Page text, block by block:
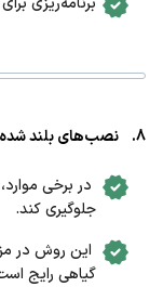
8. نصب‌های بلند شده
در برخی
جلوگیری کند.
این روش در
گیاهی رایج